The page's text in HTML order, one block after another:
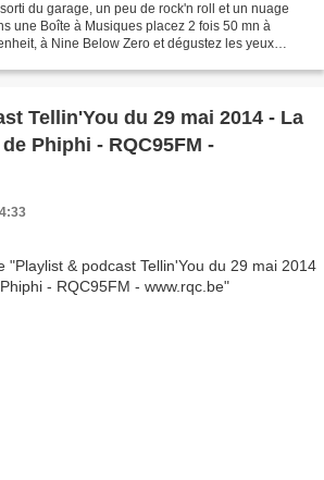
du garage, un peu de rock'n roll et un nuage
une Boîte à Musiques placez 2 fois 50 mn à
à Nine Below Zero et dégustez les yeux
Tellin'You du 29 mai 2014 - La
Phiphi - RQC95FM -